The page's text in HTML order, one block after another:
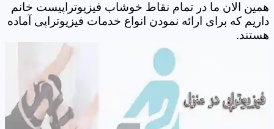
همین الان ما در تمام نقاط خوشاب فیزیوتراپیست خانم
داریم که برای ارائه نمودن انواع خدمات فیزیوتراپی آماده
هستند.